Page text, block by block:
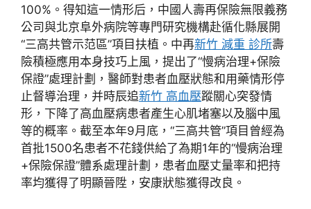
100%。得知這一情形后，中國人壽再保險無限義務
公司與北京阜外病院等專門研究機構赴循化縣展開
“三高共管示范區”項目扶植。中再新竹 減重 診所壽
險積極應用本身技巧上風，提出了“慢病治理+保險
保證”處理計劃，醫師對患者血壓狀態和用藥情形停
止督導治理，并時辰追新竹 高血壓蹤關心突發情
形，下降了高血壓病患者產生心肌堵塞以及腦中風
等的概率。截至本年9月底，“三高共管”項目曾經為
首批1500名患者不花錢供給了為期1年的“慢病治理
+保險保證”體系處理計劃，患者血壓丈量率和把持
率均獲得了明顯晉陞，安康狀態獲得改良。